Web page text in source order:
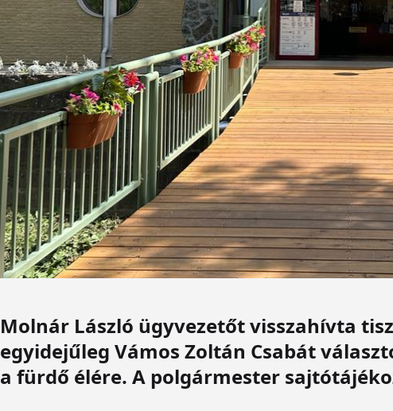
Molnár László ügyvezetőt visszahívta
egyidejűleg Vámos Zoltán Csabát
a fürdő élére. A polgármester